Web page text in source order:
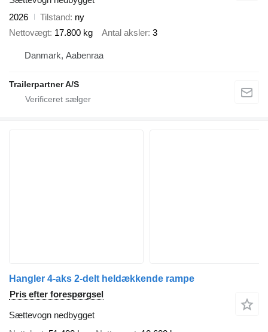
2026
Tilstand ny
Nettovægt 17.800 kg Antal aksler 3
Danmark, Aabenraa
Trailerpartner A/S
Hangler 4-aks 2-delt heldækkende rampe
Pris efter forespørgsel
Sættevogn nedbygget